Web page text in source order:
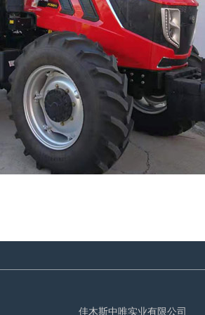
佳木斯中唯实业有限公司